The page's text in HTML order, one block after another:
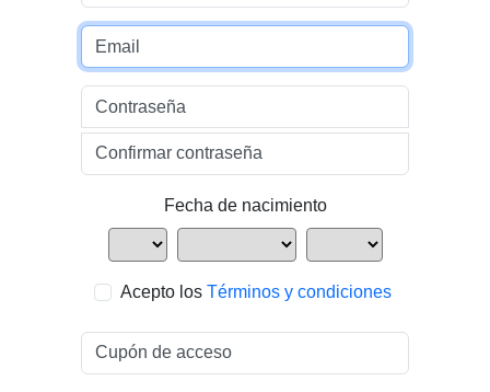
Email
Contraseña
Confirmar contraseña
Fecha de nacimiento
Acepto los Términos y condiciones
Cupón de acceso